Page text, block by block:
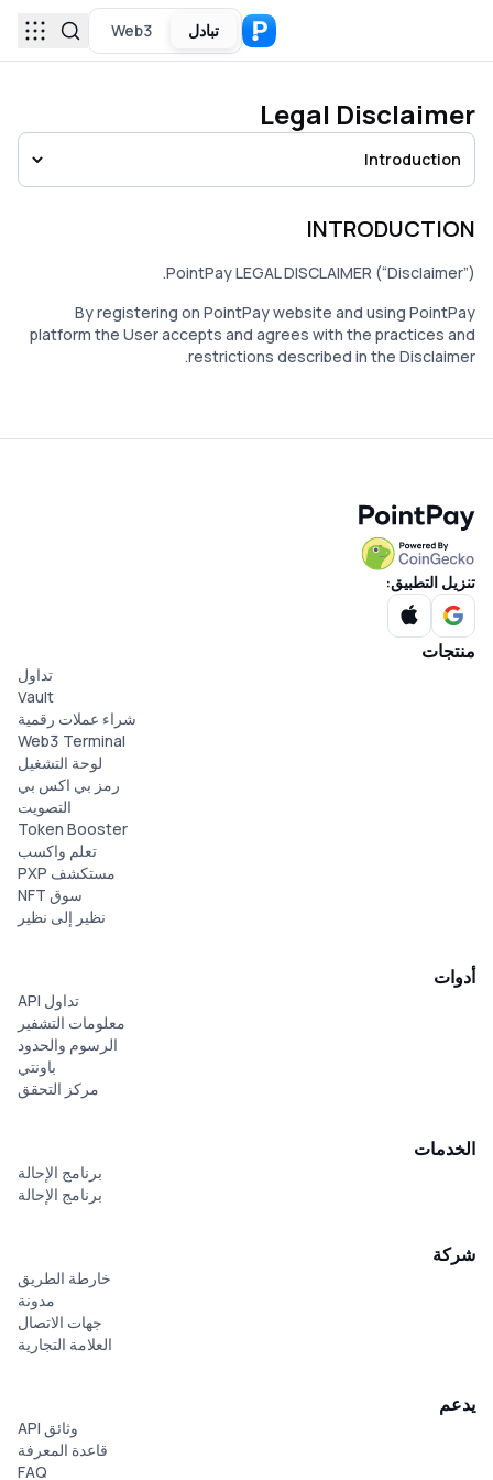
تبادل Web3
Legal Disclaimer
Introduction
INTRODUCTION
PointPay LEGAL DISCLAIMER (“Disclaimer”).
By registering on PointPay website and using PointPay
platform the User accepts and agrees with the practices and
restrictions described in the Disclaimer.
تنزيل التطبيق:
منتجات
تداول
Vault
شراء عملات رقمية
Web3 Terminal
لوحة التشغيل
رمز بي اكس بي
التصويت
Token Booster
تعلم واكسب
مستكشف PXP
سوق NFT
نظير إلى نظير
أدوات
تداول API
معلومات التشفير
الرسوم والحدود
باونتي
مركز التحقق
الخدمات
برنامج الإحالة
برنامج الإحالة
شركة
خارطة الطريق
مدونة
جهات الاتصال
العلامة التجارية
يدعم
وثائق API
قاعدة المعرفة
FAQ